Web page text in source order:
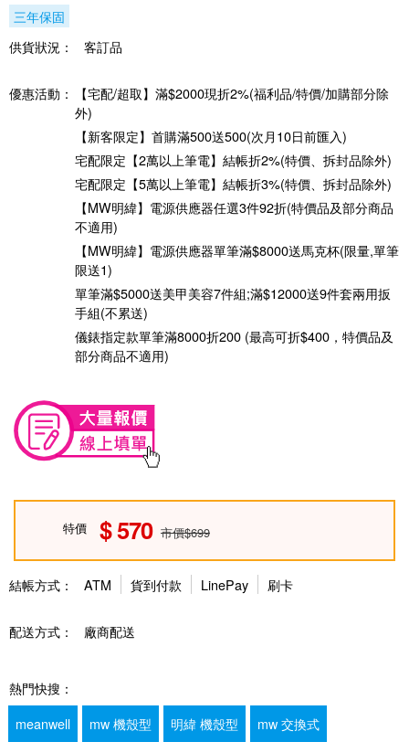
三年保固
供貨狀況：
客訂品
優惠活動：
【宅配/超取】滿$2000現折2%(福利品/特價/加購部分除
外)
【新客限定】首購滿500送500(次月10日前匯入)
宅配限定【2萬以上筆電】結帳折2%(特價、拆封品除外)
宅配限定【5萬以上筆電】結帳折3%(特價、拆封品除外)
【MW明緯】電源供應器任選3件92折(特價品及部分商品
不適用)
【MW明緯】電源供應器單筆滿$8000送馬克杯(限量,單筆
限送1)
單筆滿$5000送美甲美容7件組;滿$12000送9件套兩用扳
手組(不累送)
儀錶指定款單筆滿8000折200 (最高可折$400，特價品及
部分商品不適用)
特價 570 市價$699
結帳方式： ATM 貨到付款 LinePay 刷卡
配送方式： 廠商配送
熱門快搜：
meanwell
mw 機殼型 明緯 機殼型 mw 交換式